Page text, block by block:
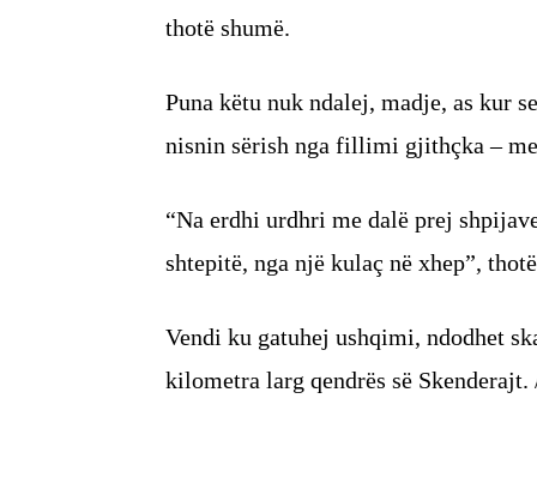
thotë shumë.
Puna këtu nuk ndalej, madje, as kur
nisnin sërish nga fillimi gjithçka –
“Na erdhi urdhri me dalë prej
shtepitë, nga një kulaç në xhep”,
Vendi ku gatuhej ushqimi, ndodhet
kilometra larg qendrës së